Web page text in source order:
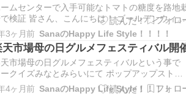
ムセンターで入手可能なトマトの糖度を路地
検証 皆さん、こんにちは！ ゴールデンウィー
も終わり、いよいよ夏野菜の季節がやってきま
ね。 これからの時期、家庭菜園を楽しむ方も多
ではないでしょうか。 私も今年はナス、トマ
大玉、中玉、ミニトマト）、スイカ、オクラ
…
3ヶ月前 SanaのHappy Life Style！！！！
天市場母の日グルメフェスティバル開
市場母の日グルメフェスティバルという事で
クイズみなとみらいにて ポップアップストア
開催されます！ 日時:2025年4月17日(火) ～
4月21日(月) 10:00 ～ 19:00 ※最終日は18:00ま
4ヶ月前 SanaのHappy Life Style！！！！